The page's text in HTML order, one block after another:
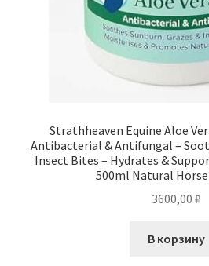
Strathheaven Equine Aloe
Antibacterial & Antifungal –
Insect Bites – Hydrates &
500ml Natural
3600,00 ₽
В корзину